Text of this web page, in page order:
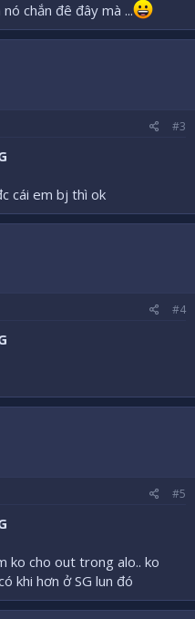
chắn đê đây mà ...
#3
cái em bj thì ok
#4
#5
ko cho out trong alo.. ko
khi hơn ở SG lun đó